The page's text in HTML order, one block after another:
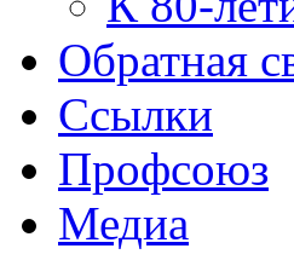
Обратная
Ссылки
Профсоюз
Медиа